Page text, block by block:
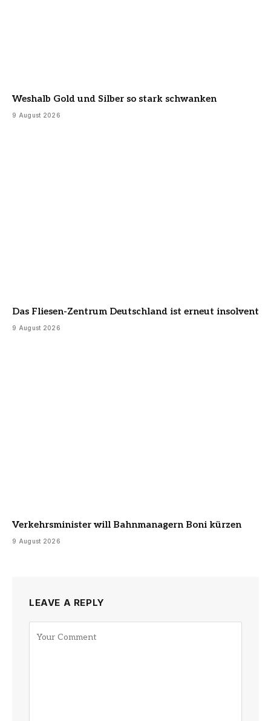
Weshalb Gold und Silber so stark schwanken
9 August 2026
Das Fliesen-Zentrum Deutschland ist erneut insolvent
9 August 2026
Verkehrsminister will Bahnmanagern Boni kürzen
9 August 2026
LEAVE A REPLY